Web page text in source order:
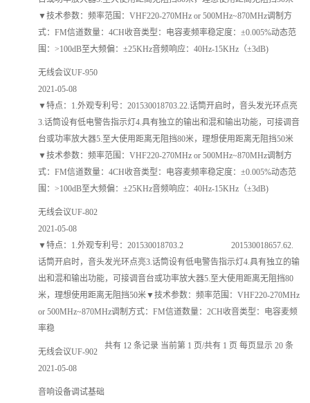
▼技术参数：频率范围：VHF220-270MHz or 500MHz~870MHz调制方
式：FM信道数量：4CH收音类型：电容麦频率稳定度：±0.005%动态范
围：>100dB至大频偏：±25KHz音频响应：40Hz-15KHz（±3dB)
无线会议UF-950
2021-05-08
▼特点：1.外观专利号：201530018703.22.话筒开启时，音头发光环点亮
3.话筒设有低电警告指示灯4.具有独立的输出和混和输出功能，可接调音
台或功率放大器5.至大使用距离无阻挡80米，理想使用距离无阻挡50米
▼技术参数：频率范围：VHF220-270MHz or 500MHz~870MHz调制方
式：FM信道数量：4CH收音类型：电容麦频率稳定度：±0.005%动态范
围：>100dB至大频偏：±25KHz音频响应：40Hz-15KHz（±3dB)
无线会议UF-802
2021-05-08
▼特点：1.外观专利号：201530018703.2 201530018657.62.
话筒开启时，音头发光环点亮3.话筒设有低电警告指示灯4.具有独立的输
出和混和输出功能，可接调音台或功率放大器5.至大使用距离无阻挡80
米，理想使用距离无阻挡50米▼技术参数：频率范围：VHF220-270MHz
or 500MHz~870MHz调制方式：FM信道数量：2CH收音类型：电容麦频
率稳
无线会议UF-902
2021-05-08
音响设备调试基础
共有 12 条记录 当前第 1 页/共有 1 页 每页显示 20 条